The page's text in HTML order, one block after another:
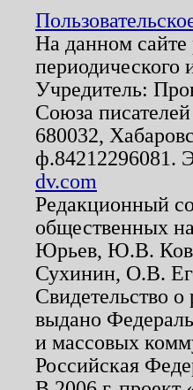
На данном сайте
Учредитель:
Союза
680032,
ф.84212296081.
dv.com
Редакционный
общественных
Юрьев, Ю.В.
Сухинин, О.В.
Свидетельство
выдано
и массовых
Российская